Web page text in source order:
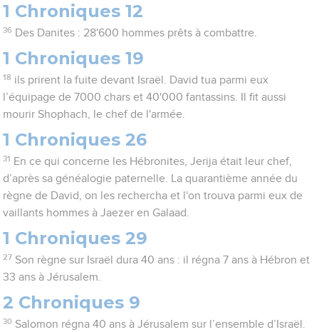
1 Chroniques 12
36 Des Danites : 28'600 hommes prêts à combattre.
1 Chroniques 19
18 ils prirent la fuite devant Israël. David tua parmi eux
l’équipage de 7000 chars et 40'000 fantassins. Il fit aussi
mourir Shophach, le chef de l'armée.
1 Chroniques 26
31 En ce qui concerne les Hébronites, Jerija était leur chef,
d’après sa généalogie paternelle. La quarantième année du
règne de David, on les rechercha et l'on trouva parmi eux de
vaillants hommes à Jaezer en Galaad.
1 Chroniques 29
27 Son règne sur Israël dura 40 ans : il régna 7 ans à Hébron et
33 ans à Jérusalem.
2 Chroniques 9
30 Salomon régna 40 ans à Jérusalem sur l’ensemble d’Israël.